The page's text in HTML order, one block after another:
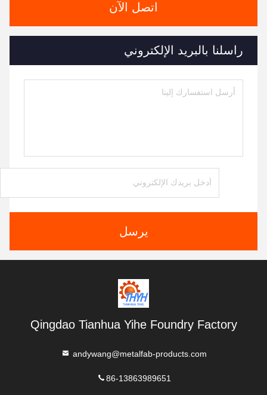
اتصل الآن
راسلنا بالبريد الإلكتروني
يرسل
Qingdao Tianhua Yihe Foundry Factory
andywang@metalfab-products.com
86-13863989651